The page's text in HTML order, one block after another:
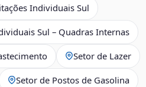
Individuais Sul
Sul – Quadras Internas
Setor de Lazer
Setor de Postos de Gasolina